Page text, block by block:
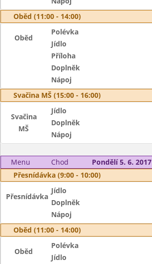
Oběd (11:00 - 14:00)
Oběd
Polévka
Jídlo
Příloha
Doplněk
Nápoj
Svačina MŠ (15:00 - 16:00)
Svačina
MŠ
Jídlo
Doplněk
Nápoj
Menu Chod
Pondělí 5. 6. 2017
Přesnídávka (9:00 - 10:00)
Přesnídávka
Jídlo
Doplněk
Nápoj
Oběd (11:00 - 14:00)
Oběd
Polévka
Jídlo